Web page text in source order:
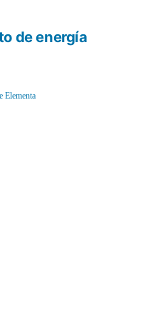
de energía
Elementa